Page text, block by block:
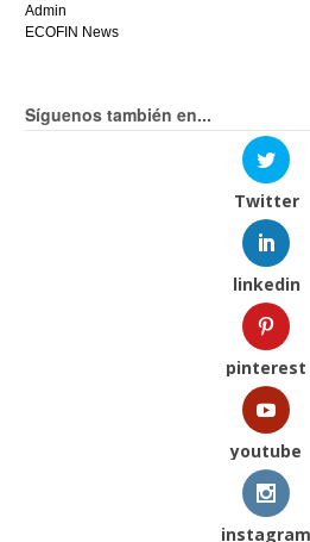
Admin
ECOFIN News
Síguenos también en...
Twitter
linkedin
pinterest
youtube
instagram